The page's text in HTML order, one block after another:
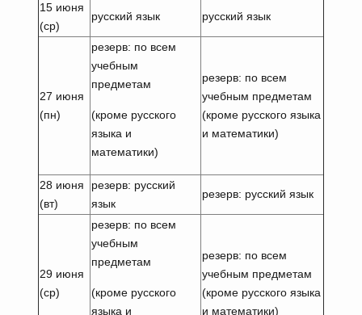
15 июня
(ср)
русский язык русский язык
27 июня
(пн)
резерв: по всем
учебным
предметам
(кроме русского
языка и
математики)
резерв: по всем
учебным предметам
(кроме русского языка
и математики)
28 июня
(вт)
резерв: русский
язык
резерв: русский язык
29 июня
(ср)
резерв: по всем
учебным
предметам
(кроме русского
языка и
резерв: по всем
учебным предметам
(кроме русского языка
и математики)